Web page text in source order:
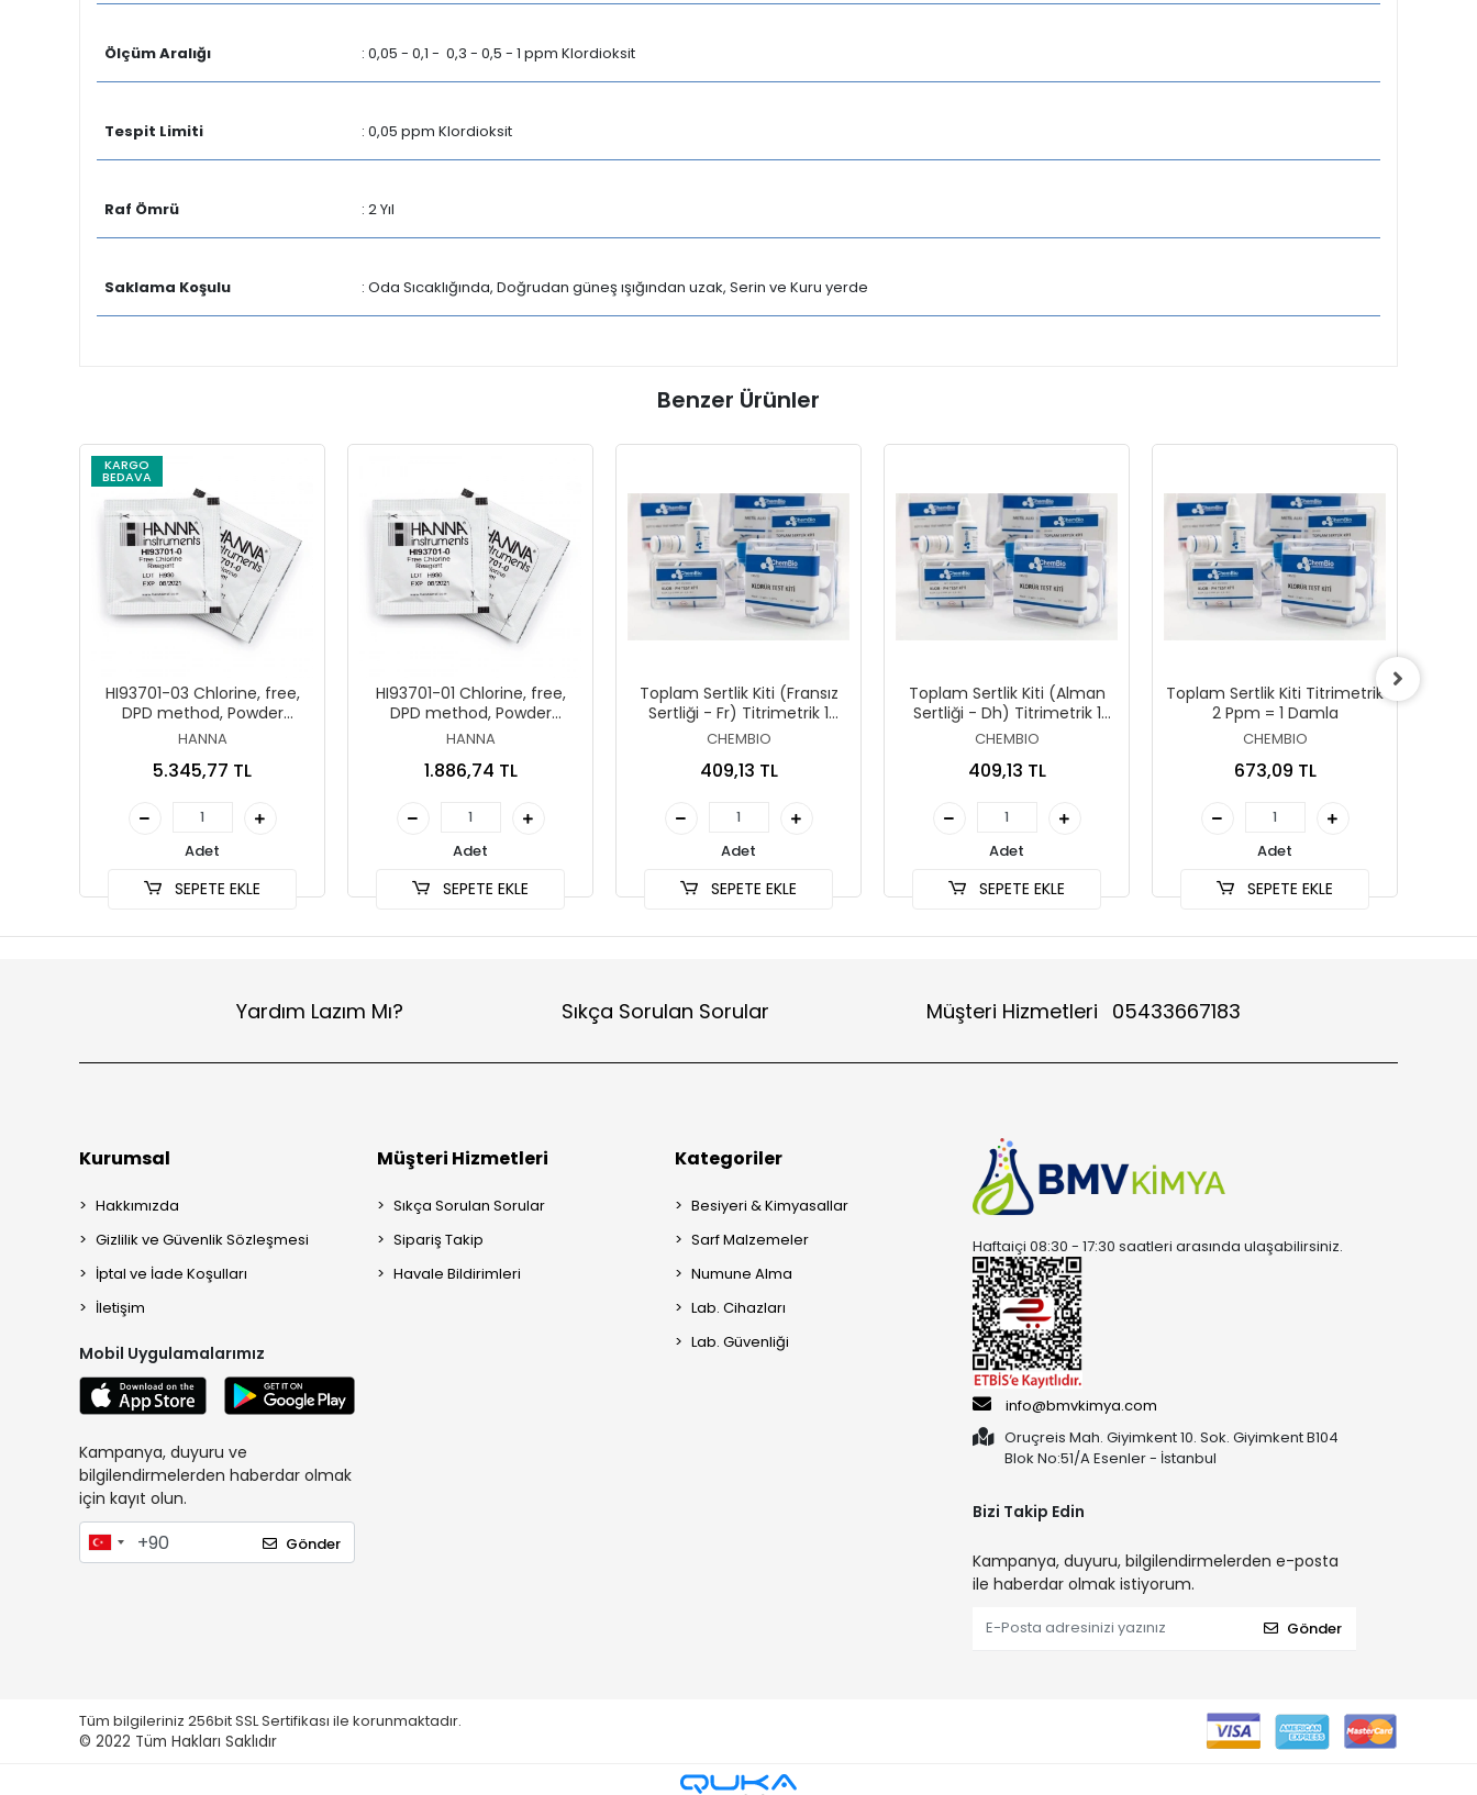
Ölçüm Aralığı : 0,05 - 0,1 - 0,3 - 0,5 - 1 ppm Klordioksit
Tespit Limiti : 0,05 ppm Klordioksit
Raf Ömrü : 2 Yıl
Saklama Koşulu : Oda Sıcaklığında, Doğrudan güneş ışığından uzak, Serin ve Kuru yerde
Benzer Ürünler
KARGO
BEDAVA
HI93701-03 Chlorine, free,
DPD method, Powder
reagent kit for 300 tests
HANNA
5.345,77 TL
Adet
SEPETE EKLE
HI93701-01 Chlorine, free,
DPD method, Powder
reagent kit for 100 tests
HANNA
1.886,74 TL
Adet
SEPETE EKLE
Toplam Sertlik Kiti (Fransız
Sertliği - Fr) Titrimetrik 1
Fransız Sertlik = 1 Damla
CHEMBIO
409,13 TL
Adet
SEPETE EKLE
Toplam Sertlik Kiti (Alman
Sertliği - Dh) Titrimetrik 1
Alman Sertlik = 1 Damla
CHEMBIO
409,13 TL
Adet
SEPETE EKLE
Toplam Sertlik Kiti Titrimetrik
2 Ppm = 1 Damla
CHEMBIO
673,09 TL
Adet
SEPETE EKLE
Yardım Lazım Mı? Sıkça Sorulan Sorular Müşteri Hizmetleri 05433667183
Kurumsal
Hakkımızda
Gizlilik ve Güvenlik Sözleşmesi
İptal ve İade Koşulları
İletişim
Mobil Uygulamalarımız
Kampanya, duyuru ve
bilgilendirmelerden haberdar olmak
için kayıt olun.
Gönder
Müşteri Hizmetleri
Sıkça Sorulan Sorular
Sipariş Takip
Havale Bildirimleri
Kategoriler
Besiyeri & Kimyasallar
Sarf Malzemeler
Numune Alma
Lab. Cihazları
Lab. Güvenliği
Haftaiçi 08:30 - 17:30 saatleri arasında ulaşabilirsiniz.
info@bmvkimya.com
Oruçreis Mah. Giyimkent 10. Sok. Giyimkent B104
Blok No:51/A Esenler - İstanbul
Bizi Takip Edin
Kampanya, duyuru, bilgilendirmelerden e-posta
ile haberdar olmak istiyorum.
Gönder
Tüm bilgileriniz 256bit SSL Sertifikası ile korunmaktadır.
© 2022 Tüm Hakları Saklıdır